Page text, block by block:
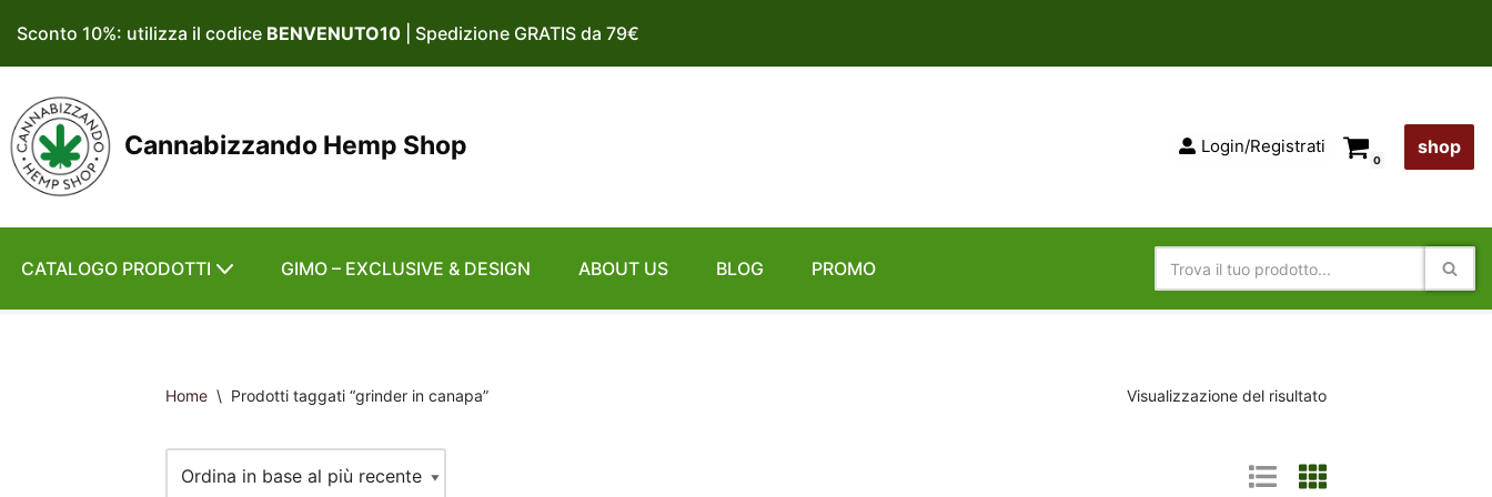
Vai
contenuto
Sconto 10%: utilizza il codice BENVENUTO10 | Spedizione GRATIS da 79€
Cannabizzando Hemp Shop Login/Registrati
0
shop
CATALOGO PRODOTTI GIMO – EXCLUSIVE & DESIGN ABOUT US BLOG PROMO
Home \ Prodotti taggati “grinder in canapa” Visualizzazione del risultato